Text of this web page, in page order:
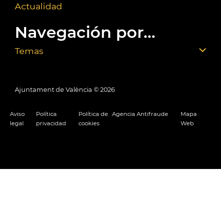
Actualidad
Navegación por...
Temas
Ajuntament de València © 2026
Aviso
legal
Política
privacidad
Política de
cookies
Agencia Antifraude
Mapa
Web